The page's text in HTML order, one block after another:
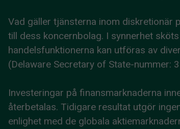
Vad gäller tjänsterna inom diskretionär
till dess koncernbolag. I synnerhet
handelsfunktionerna kan utföras av
(Delaware Secretary of State-nummer:
Investeringar på finansmarknaderna
återbetalas. Tidigare resultat utgör
enlighet med de globala